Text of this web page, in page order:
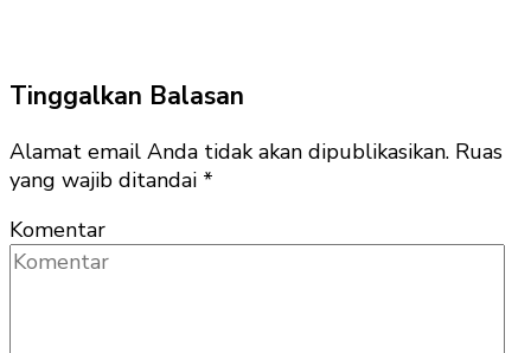
Tinggalkan Balasan
Alamat email Anda tidak akan dipublikasikan. Ruas
yang wajib ditandai *
Komentar